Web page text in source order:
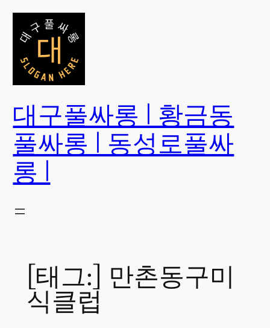
콘
가
기대구풀싸롱 | 황금동
풀싸롱 | 동성로풀싸
롱 |
[태그:] 만촌동구미
식클럽